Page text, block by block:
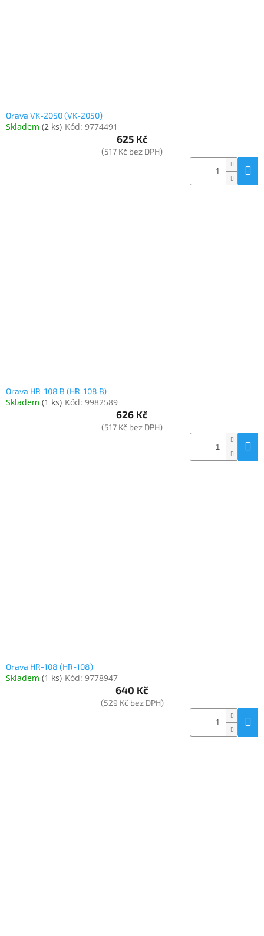
Orava VK-2050 (VK-2050)
Skladem (2 ks) Kód: 9774491
625 Kč
(517 Kč bez DPH)
Orava HR-108 B (HR-108 B)
Skladem (1 ks) Kód: 9982589
626 Kč
(517 Kč bez DPH)
Orava HR-108 (HR-108)
Skladem (1 ks) Kód: 9778947
640 Kč
(529 Kč bez DPH)